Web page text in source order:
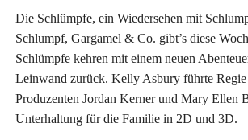
Die Schlümpfe, ein Wiedersehen mit
Schlumpf, Gargamel & Co. gibt’s diese
Schlümpfe kehren mit einem neuen
Leinwand zurück. Kelly Asbury führte
Produzenten Jordan Kerner und Mary Ellen
Unterhaltung für die Familie in 2D und 3D.